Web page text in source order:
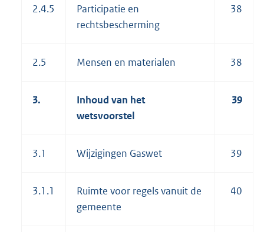
2.4.5
Participatie en
rechtsbescherming
38
2.5 Mensen en materialen 38
3.
Inhoud van het
wetsvoorstel
39
3.1 Wijzigingen Gaswet 39
3.1.1
Ruimte voor regels vanuit de
gemeente
40